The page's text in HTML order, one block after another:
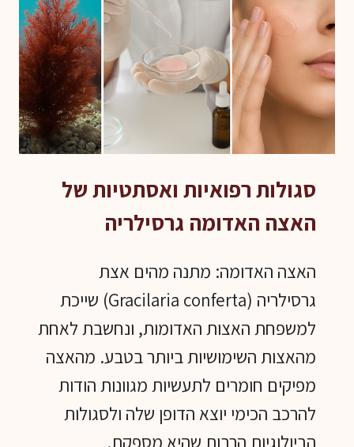
גרסילריה
בעולם
הקוסמטיקה,
הרפואה
והבריאות
סגולות רפואיות ואסתטיות של
האצה האדומה גרסילריה
האצה האדומה: מתנה מהים אצת
גרסילריה (Gracilaria conferta) שייכת
למשפחת האצות האדומות, ונחשבת לאחת
מהאצות השימושיות ביותר בטבע. מהאצה
מפיקים חומרים לתעשיות מגוונות הודות
להרכב הכימי יוצא הדופן שלה ולסגולות